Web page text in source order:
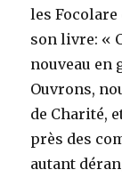
les
son livre: «
nouveau en
Ouvrons,
de Charité,
près des
autant